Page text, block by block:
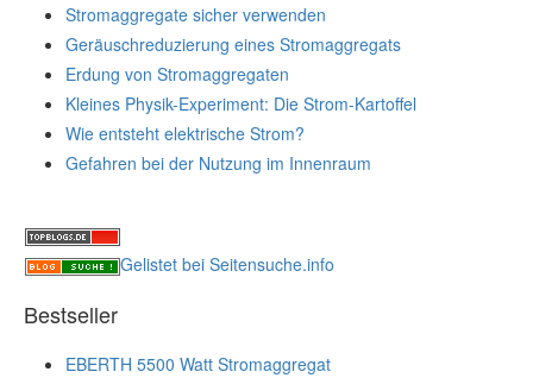
Stromaggregate sicher verwenden
Geräuschreduzierung eines Stromaggregats
Erdung von Stromaggregaten
Kleines Physik-Experiment: Die Strom-Kartoffel
Wie entsteht elektrische Strom?
Gefahren bei der Nutzung im Innenraum
Gelistet bei Seitensuche.info
Bestseller
EBERTH 5500 Watt Stromaggregat